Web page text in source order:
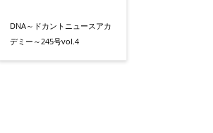
DNA～ドカントニュースアカ
デミー～245号vol.4